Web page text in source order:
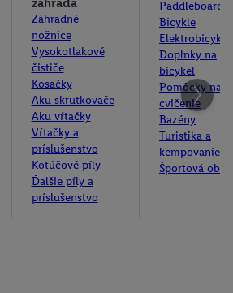
Záhradné
nožnice
Vysokotlakové
čističe
Kosačky
Aku skrutkovače
Aku vŕtačky
Vŕtačky a
príslušenstvo
Kotúčové píly
Ďalšie píly a
príslušenstvo
Paddleboardy
Bicykle
Elektrobicykle
Doplnky na
bicykel
Pomôcky na
cvičenie
Bazény
Turistika a
kempovanie
Športová obuv